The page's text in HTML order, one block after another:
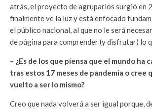
atrás, el proyecto de agruparlos surgió en
finalmente ve la luz y está enfocado
el público nacional, al que no le será
de página para comprender (y disfrutar) lo
– ¿Es de los que piensa que el mundo ha
tras estos 17 meses de pandemia o cree
vuelto a ser lo mismo?
Creo que nada volverá a ser igual porque,